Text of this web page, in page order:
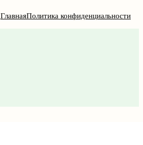
ГлавнаяПолитика конфиденциальности